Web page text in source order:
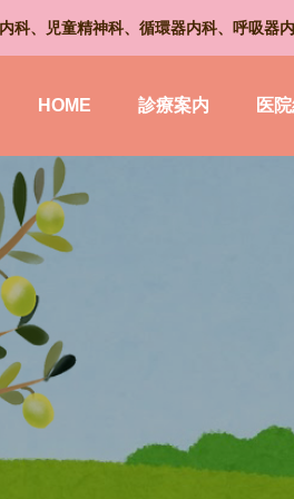
科、児童精神科、循環器内科、呼吸器
HOME 診療案内 医